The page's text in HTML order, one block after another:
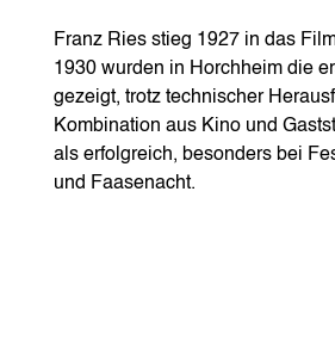
Franz Ries stieg 1927 in das
1930 wurden in Horchheim die
gezeigt, trotz technischer
Kombination aus Kino und
als erfolgreich, besonders bei
und Faasenacht.